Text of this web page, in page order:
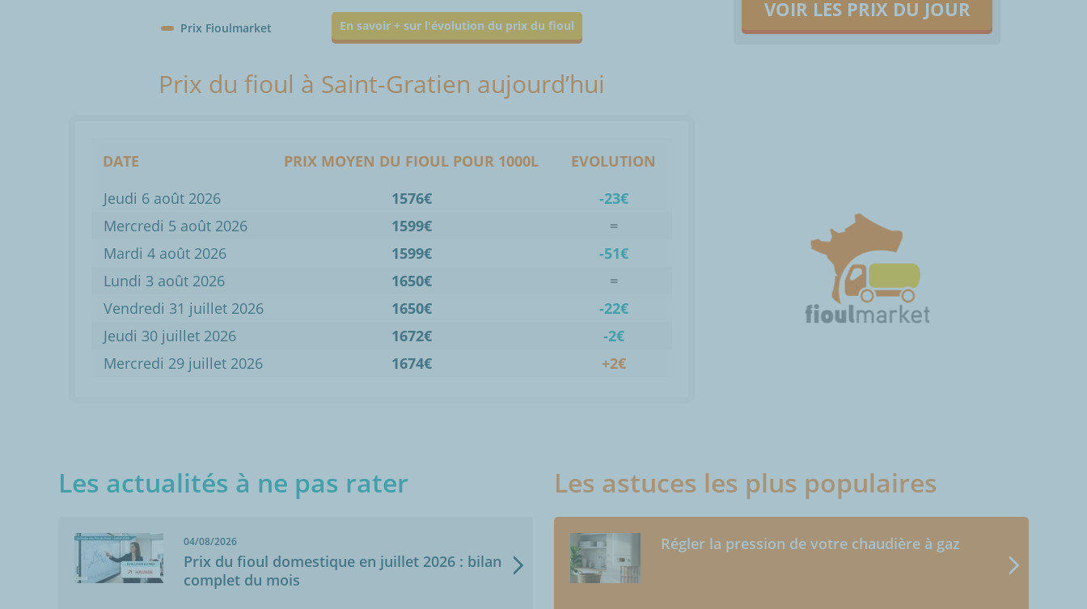
Prix Fioulmarket En savoir + sur l'évolution du prix du fioul
VOIR LES PRIX DU JOUR
Prix du fioul à Saint-Gratien aujourd’hui
DATE PRIX MOYEN DU FIOUL POUR 1000L
EVOLUTION
Jeudi 6 août 2026
1576€
-23€
Mercredi 5 août 2026
1599€
=
Mardi 4 août 2026
1599€
-51€
Lundi 3 août 2026
1650€
=
Vendredi 31 juillet 2026
1650€
-22€
Jeudi 30 juillet 2026
1672€
-2€
Mercredi 29 juillet 2026
1674€ +2€
Les actualités à ne pas rater
04/08/2026
Prix du fioul domestique en juillet 2026 : bilan
complet du mois
Les astuces les plus populaires
Régler la pression de votre chaudière à gaz